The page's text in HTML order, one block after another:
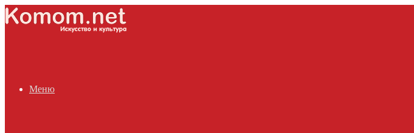
Меню